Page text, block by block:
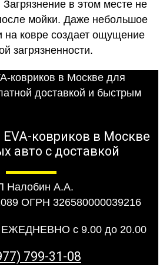
Загрязнение в этом месте не
мойки. Даже небольшое
на ковре создает ощущение
загрязненности.
ковриков в Москве
авто с доставкой
Налобин А.А.
ОГРН 326580000039216
ЕЖЕДНЕВНО с 9.00 до 20.00
799-31-08